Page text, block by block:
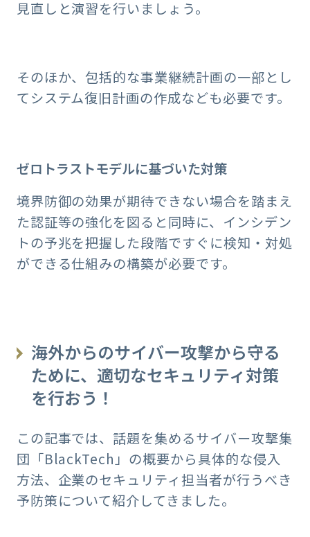
見直しと演習を行いましょう。
そのほか、包括的な事業継続計画の一部とし
てシステム復旧計画の作成なども必要です。
ゼロトラストモデルに基づいた対策
境界防御の効果が期待できない場合を踏まえ
た認証等の強化を図ると同時に、インシデン
トの予兆を把握した段階ですぐに検知・対処
ができる仕組みの構築が必要です。
海外からのサイバー攻撃から守る
ために、適切なセキュリティ対策
を行おう！
この記事では、話題を集めるサイバー攻撃集
団「BlackTech」の概要から具体的な侵入
方法、企業のセキュリティ担当者が行うべき
予防策について紹介してきました。